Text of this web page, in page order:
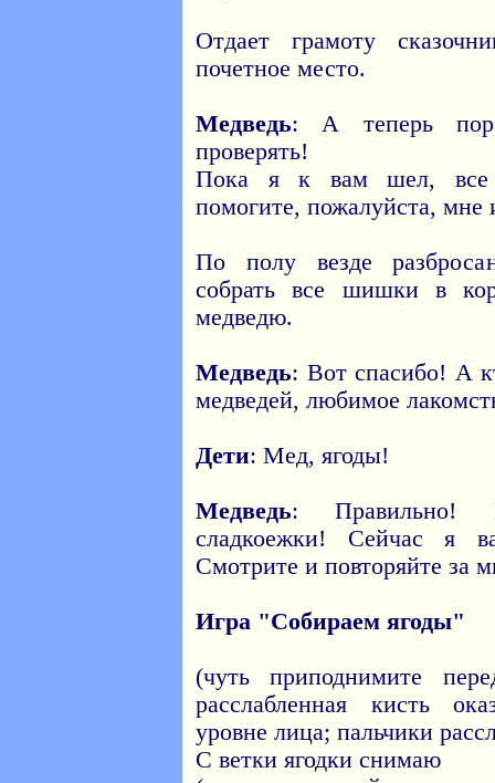
Отдает грамоту
почетное место.
Медведь: А теперь
проверять!
Пока я к вам шел, все
помогите, пожалуйста, мне
По полу везде
собрать все шишки в
медведю.
Медведь: Вот спасибо! А
медведей, любимое
Дети: Мед, ягоды!
Медведь: Правильно!
сладкоежки! Сейчас я
Смотрите и повторяйте за
Игра "Собираем ягоды"
(чуть приподнимите
расслабленная кисть
уровне лица; пальчики
С ветки ягодки снимаю